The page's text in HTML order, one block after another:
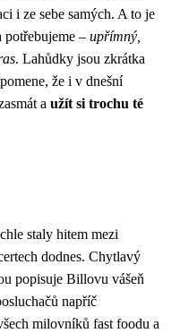
i ze sebe samých. A to je
potřebujeme – upřímný,
. Lahůdky jsou zkrátka
že i v dnešní
a užít si trochu té
staly hitem mezi
dodnes. Chytlavý
popisuje Billovu vášeň
napříč
milovníků fast foodu a